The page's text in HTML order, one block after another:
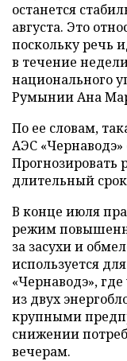
останется
августа. Это
поскольку речь
в течение
национального
Румынии Ана
По ее словам,
АЭС
Прогнозировать
длительный
В конце июля
режим
за засухи и
используется
«Чернаводэ»,
из двух
крупными
снижении
вечерам.